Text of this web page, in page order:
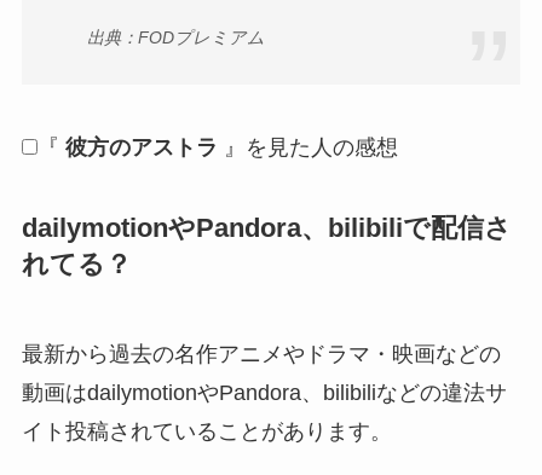
出典：FODプレミアム
『 彼方のアストラ 』を見た人の感想
dailymotionやPandora、bilibiliで配信さ
れてる？
最新から過去の名作アニメやドラマ・映画などの
動画はdailymotionやPandora、bilibiliなどの違法サ
イト投稿されていることがあります。